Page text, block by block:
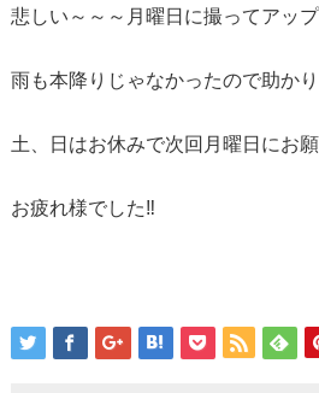
悲しい～～～月曜日に撮ってアッ
雨も本降りじゃなかったので助か
土、日はお休みで次回月曜日にお
お疲れ様でした‼